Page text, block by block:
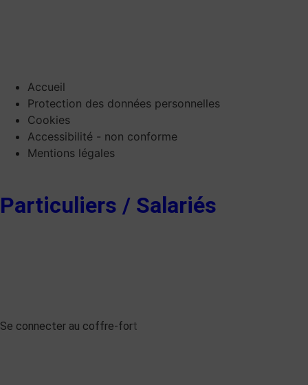
Accueil
Protection des données personnelles
Cookies
Accessibilité - non conforme
Mentions légales
Particuliers / Salariés
Se connecter au coffre-fort